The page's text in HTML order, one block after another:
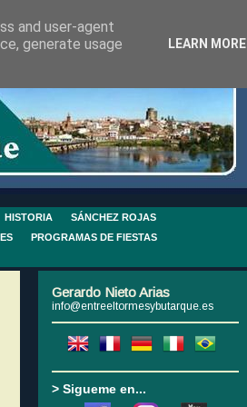
HISTORIA
SÁNCHEZ ROJAS
PROGRAMAS DE FIESTAS
Gerardo Nieto Arias
info@entreeltormesybutarque.es
> Sigueme en...
and user-agent
generate usage
LEARN MORE